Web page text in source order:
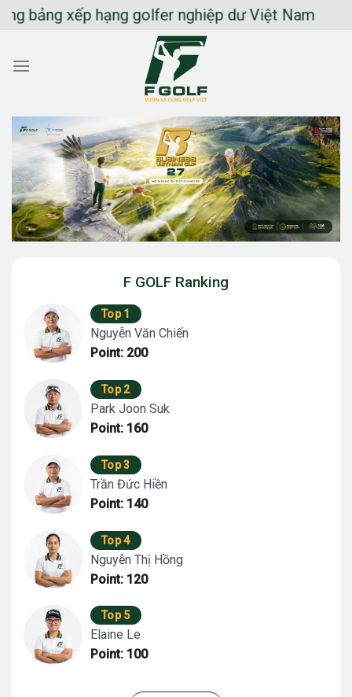
Chuyển
dung
xếp hạng golfer nghiệp dư Việt Nam
F GOLF Ranking
Top 1
Nguyễn Văn Chiến
Point: 200
Top 2
Park Joon Suk
Point: 160
Top 3
Trần Đức Hiền
Point: 140
Top 4
Nguyễn Thị Hồng
Point: 120
Top 5
Elaine Le
Point: 100